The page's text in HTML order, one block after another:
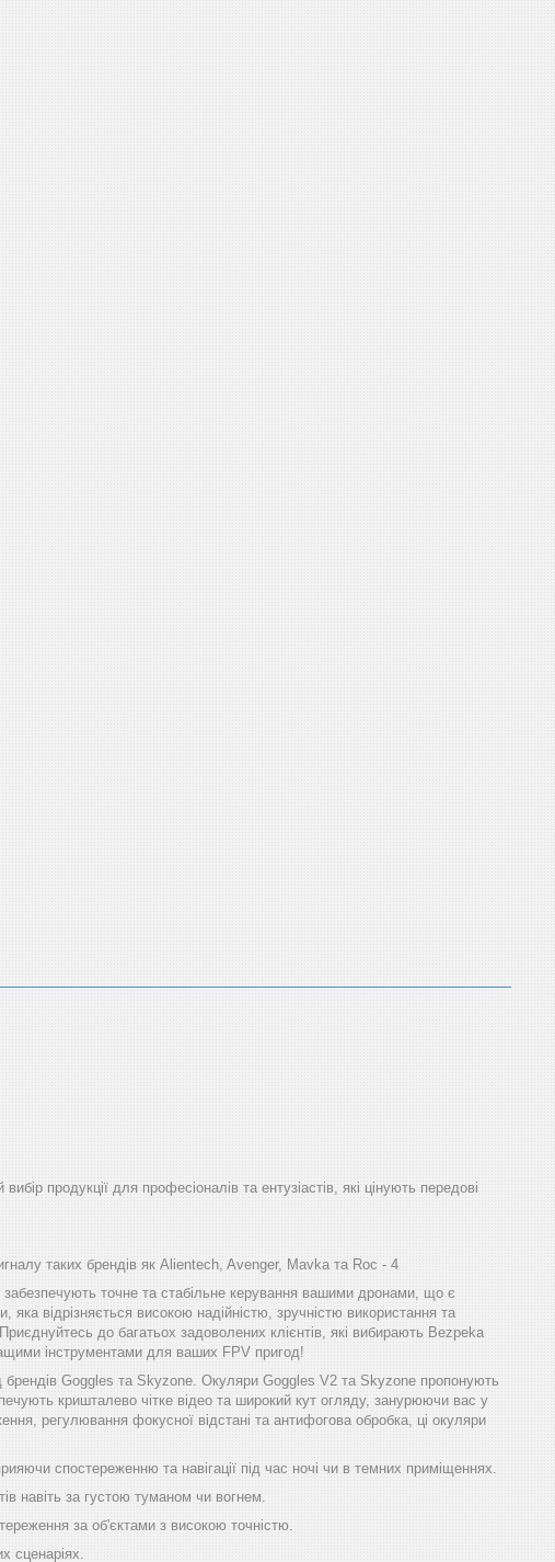
продукції для професіоналів та ентузіастів, які цінують передові
таких брендів як Alientech, Avenger, Mavka та Roc - 4
точне та стабільне керування вашими дронами, що є
відрізняється високою надійністю, зручністю використання та
до багатьох задоволених клієнтів, які вибирають Bezpeka
інструментами для ваших FPV пригод!
Goggles та Skyzone. Окуляри Goggles V2 та Skyzone пропонують
кришталево чітке відео та широкий кут огляду, занурюючи вас у
регулювання фокусної відстані та антифогова обробка, ці окуляри
спостереженню та навігації під час ночі чи в темних приміщеннях.
навіть за густою туманом чи вогнем.
за об'єктами з високою точністю.
сценаріях.